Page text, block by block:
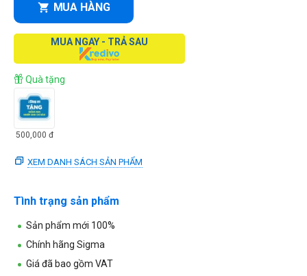
MUA HÀNG
MUA NGAY - TRẢ SAU
Quà tặng
500,000 đ
XEM DANH SÁCH SẢN PHẨM
Tình trạng sản phẩm
Sản phẩm mới 100%
Chính hãng Sigma
Giá đã bao gồm VAT